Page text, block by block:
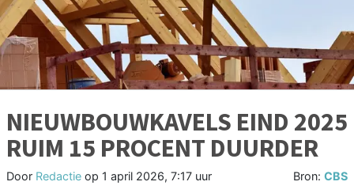
NIEUWBOUWKAVELS EIND 2025
RUIM 15 PROCENT DUURDER
Door Redactie op 1 april 2026, 7:17 uur Bron: CBS